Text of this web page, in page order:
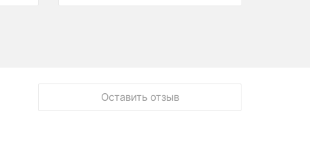
Оставить отзыв